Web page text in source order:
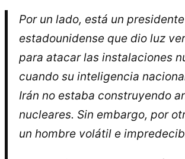
Por un lado, está un presidente
estadounidense que dio luz
para atacar las instalaciones
cuando su inteligencia
Irán no estaba construyendo
nucleares. Sin embargo, por
un hombre volátil e